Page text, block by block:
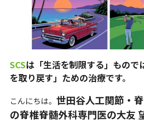
SCSは「生活を制限する」もので
を取り戻す」ための治療です。
こんにちは。 世田谷人工関節・
の脊椎脊髄外科専門医の大友